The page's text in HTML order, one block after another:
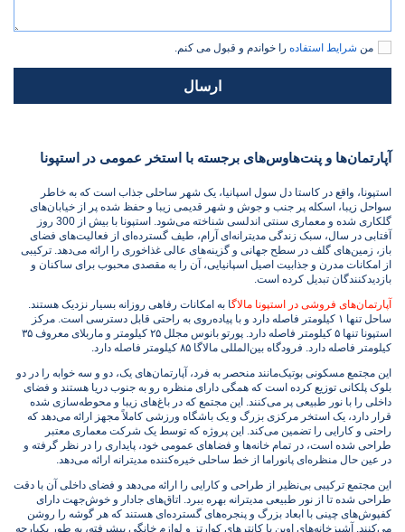
من شرایط استفاده را خواندم و قبول می کنم.
ارسال
آپارتمان‌ها و پنت‌هاوس‌های برجسته با استخر عمومی در استپونا
استپونا، واقع در کاستا دل سول اسپانیا، یک شهر ساحلی جذاب است که به خاطر
سواحل زیبا، اسکله پر جنب و جوش و شهر قدیمی زیبا و حفظ شده پر از خیابان‌های
گلکاری شده و معماری سنتی اندلسی شناخته می‌شود. استپونا با بیش از 300 روز
آفتابی در سال، سبک زندگی مدیترانه‌ای آرام، طیف گسترده‌ای از فعالیت‌های فضای
باز، زمین‌های گلف در سطح جهانی و گزینه‌های عالی غذاخوری را ارائه می‌دهد. ترکیبی
از امکانات مدرن و جذابیت اصیل اسپانیایی، آن را به مقصدی محبوب برای ساکنان و
بازدیدکنندگان تبدیل کرده است.
آپارتمان‌های فروشی در استپونا مالاگا به امکانات رفاهی روزانه بسیار نزدیک هستند.
ساحل تنها ۱ کیلومتر فاصله دارد و با پیاده‌روی به راحتی قابل دسترسی است. مرکز
استپونا تنها ۵ کیلومتر فاصله دارد. پورتو بانوس مجلل ۲۵ کیلومتر و ماربلای معروف ۳۵
کیلومتر فاصله دارد. فرودگاه بین‌المللی مالاگا ۸۵ کیلومتر فاصله دارد.
این مجتمع مسکونی بوتیک‌مانند منحصر به فرد، آپارتمان‌های یک، دو و سه خوابه را در دو
بلوک پلکانی توزیع کرده است که همگی دارای منظره رو به جنوب دریا هستند و فضای
داخلی را با نور طبیعی پر می‌کنند. این مجتمع که در باغ‌های زیبا و محوطه‌سازی شده
قرار دارد، یک استخر مرکزی بزرگ و یک باشگاه ورزشی کاملاً مجهز ارائه می‌دهد که
راحتی و کارایی را تضمین می‌کند. این پروژه که توسط یک شرکت معماری معتبر
طراحی شده است، در تمام خانه‌ها و فضاهای عمومی خود، پایداری را در نظر گرفته و
در عین حال منظره‌ای پانوراما از خط ساحلی خیره‌کننده مدیترانه ارائه می‌دهد.
این مجتمع ترکیبی بی‌نظیر از طراحی و کارایی را ارائه می‌دهد و فضای داخلی آن با دقت
طراحی شده تا از نور طبیعی مدیترانه بهره ببرد. اتاق‌های جادار و خوش‌جهت دارای
کفپوش‌های چینی با ابعاد بزرگ و پنجره‌های گسترده‌ای هستند که هر گوشه را روشن
می‌کنند. آشپزخانه‌های اوپن با کانترهای کوارتز و لوازم خانگی پیشرفته، به طور یکپارچه